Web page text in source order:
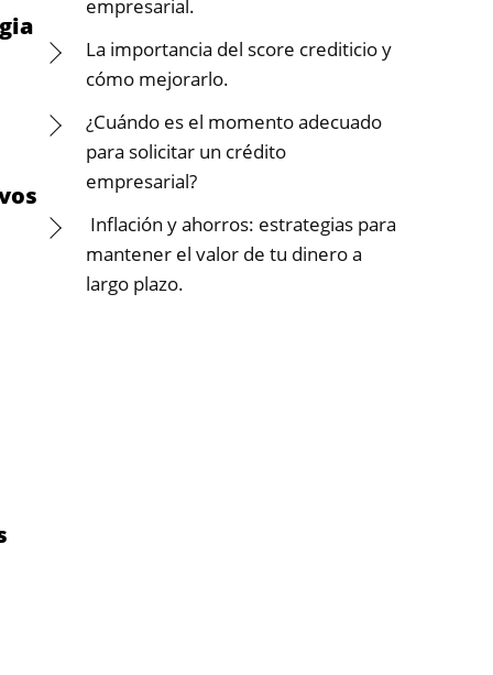
empresarial.
La importancia del score crediticio y
cómo mejorarlo.
¿Cuándo es el momento adecuado
para solicitar un crédito
empresarial?
Inflación y ahorros: estrategias para
mantener el valor de tu dinero a
largo plazo.